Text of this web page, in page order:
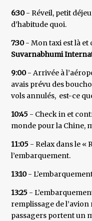
6:30- Réveil, petit
d’habitude quoi.
7:30- Mon taxi est là et
Suvarnabhumi
9:00- Arrivée à
avais prévu des
vols annulés, est-ce
10:45 - Check in et
monde pour la Chine,
11:05 - Relax dans le «
l’embarquement.
13:10-
13:25 -
remplissage de l’avion
passagers portent un